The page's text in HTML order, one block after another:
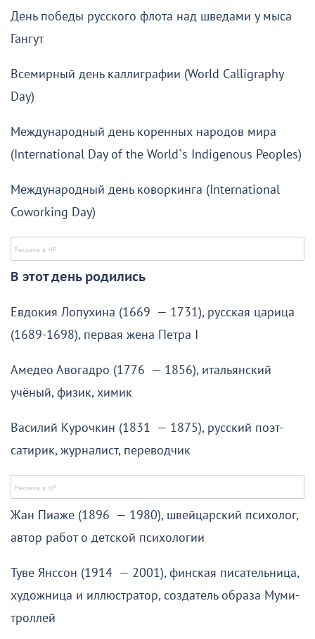
День победы русского флота над шведами у мыса
Гангут
Всемирный день каллиграфии (World Calligraphy
Day)
Международный день коренных народов мира
(International Day of the World`s Indigenous Peoples)
Международный день коворкинга (International
Coworking Day)
В этот день родились
Евдокия Лопухина (1669 — 1731), русская царица
(1689-1698), первая жена Петра I
Амедео Авогадро (1776 — 1856), итальянский
учёный, физик, химик
Василий Курочкин (1831 — 1875), русский поэт-
сатирик, журналист, переводчик
Жан Пиаже (1896 — 1980), швейцарский психолог,
автор работ о детской психологии
Туве Янссон (1914 — 2001), финская писательница,
художница и иллюстратор, создатель образа Муми-
троллей